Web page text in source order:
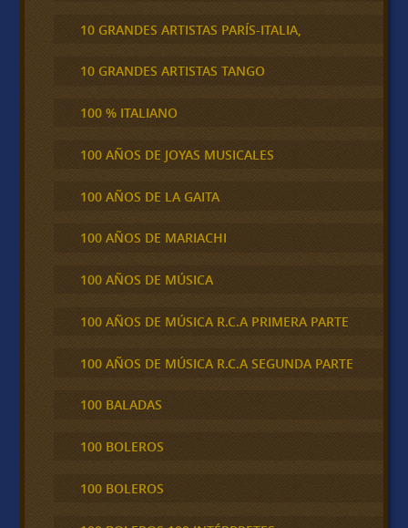
10 GRANDES ARTISTAS PARÍS-ITALIA,
10 GRANDES ARTISTAS TANGO
100 % ITALIANO
100 AÑOS DE JOYAS MUSICALES
100 AÑOS DE LA GAITA
100 AÑOS DE MARIACHI
100 AÑOS DE MÚSICA
100 AÑOS DE MÚSICA R.C.A PRIMERA PARTE
100 AÑOS DE MÚSICA R.C.A SEGUNDA PARTE
100 BALADAS
100 BOLEROS
100 BOLEROS